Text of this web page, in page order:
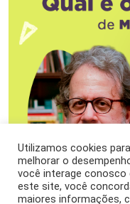
Utilizamos cookies
melhorar o
você interage conosco
este site, você
maiores informações,